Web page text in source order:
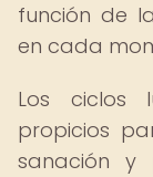
función de
en cada
Los ciclos
propicios
sanación y